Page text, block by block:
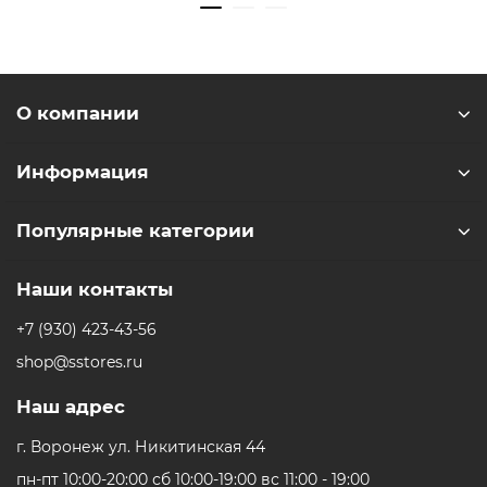
• Документация
• Невидимая селфи-палка 114см
порядок доставки и оплаты необходимо уточнять у
О компании
Информация
Популярные категории
Наши контакты
+7 (930) 423-43-56
shop@sstores.ru
Наш адрес
г. Воронеж ул. Никитинская 44
пн-пт 10:00-20:00 сб 10:00-19:00 вс 11:00 - 19:00